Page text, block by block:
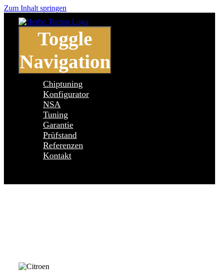
Zum Inhalt springen
Toggle
Navigation
Chiptuning
Konfigurator
NSA
Tuning
Garantie
Prüfstand
Referenzen
Kontakt